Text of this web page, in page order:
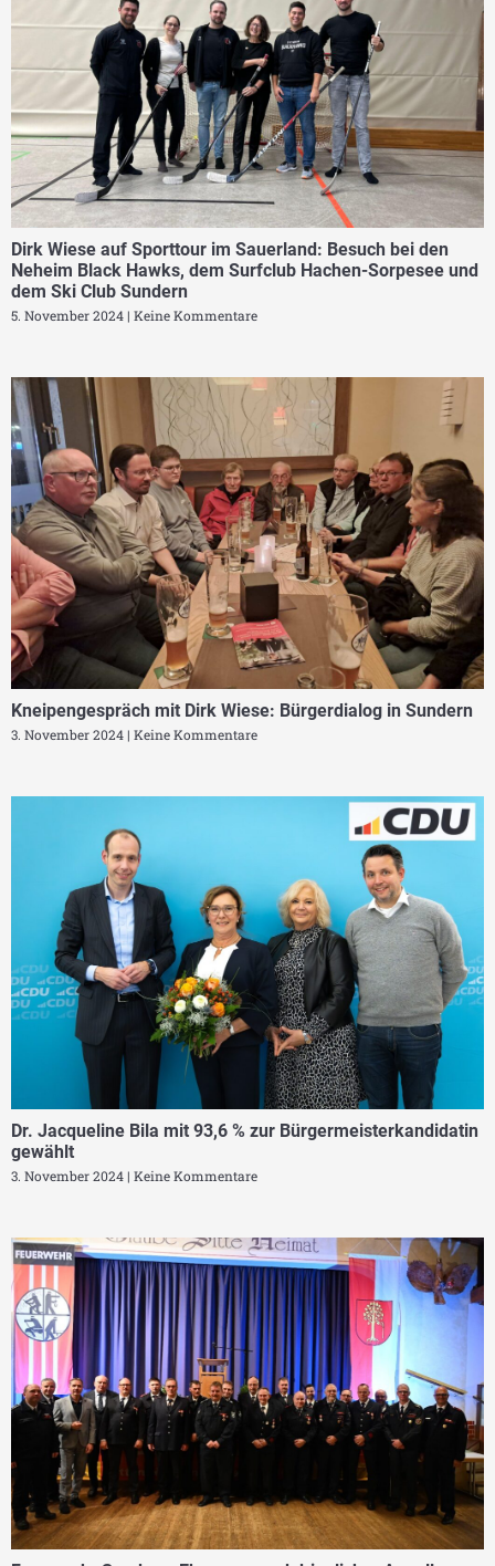
Dirk Wiese auf Sporttour im Sauerland: Besuch bei den
Neheim Black Hawks, dem Surfclub Hachen-Sorpesee und
dem Ski Club Sundern
5. November 2024 Keine Kommentare
Kneipengespräch mit Dirk Wiese: Bürgerdialog in Sundern
3. November 2024 Keine Kommentare
Dr. Jacqueline Bila mit 93,6 % zur Bürgermeisterkandidatin
gewählt
3. November 2024 Keine Kommentare